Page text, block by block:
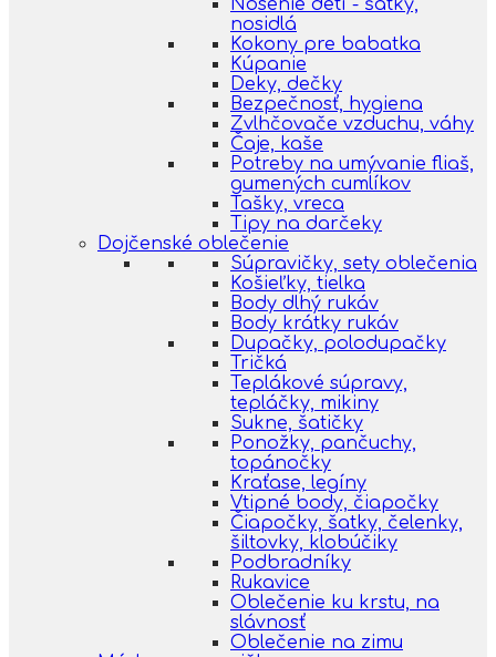
Nosenie detí - šatky,
nosidlá
Kokony pre babatka
Kúpanie
Deky, dečky
Bezpečnosť, hygiena
Zvlhčovače vzduchu, váhy
Čaje, kaše
Potreby na umývanie fliaš,
gumených cumlíkov
Tašky, vreca
Tipy na darčeky
Dojčenské oblečenie
Súpravičky, sety oblečenia
Košieľky, tielka
Body dlhý rukáv
Body krátky rukáv
Dupačky, polodupačky
Tričká
Teplákové súpravy,
tepláčky, mikiny
Sukne, šatičky
Ponožky, pančuchy,
topánočky
Kraťase, legíny
Vtipné body, čiapočky
Čiapočky, šatky, čelenky,
šiltovky, klobúčiky
Podbradníky
Rukavice
Oblečenie ku krstu, na
slávnosť
Oblečenie na zimu